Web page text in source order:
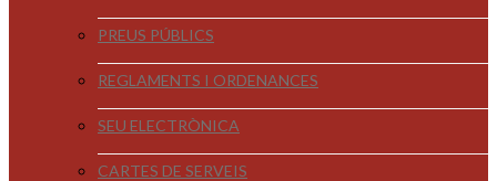
PREUS PÚBLICS
REGLAMENTS I ORDENANCES
SEU ELECTRÒNICA
CARTES DE SERVEIS